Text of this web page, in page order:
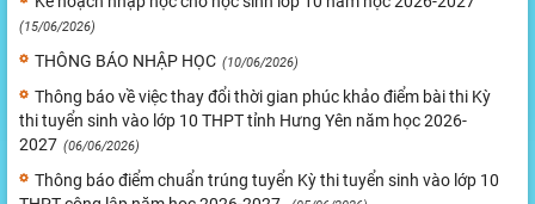
(15/06/2026)
THÔNG BÁO NHẬP HỌC (10/06/2026)
Thông báo về việc thay đổi thời gian phúc khảo điểm bài thi Kỳ
thi tuyển sinh vào lớp 10 THPT tỉnh Hưng Yên năm học 2026-
2027 (06/06/2026)
Thông báo điểm chuẩn trúng tuyển Kỳ thi tuyển sinh vào lớp 10